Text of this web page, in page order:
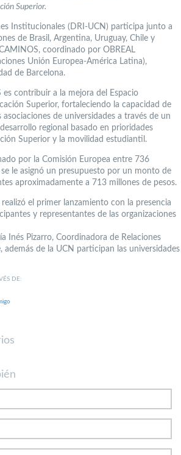
Superior.
Institucionales (DRI-UCN) participa junto a
de Brasil, Argentina, Uruguay, Chile y
coordinado por OBREAL
Unión Europea-América Latina),
de Barcelona.
contribuir a la mejora del Espacio
Superior, fortaleciendo la capacidad de
asociaciones de universidades a través de un
regional basado en prioridades
Superior y la movilidad estudiantil.
por la Comisión Europea entre 736
le asignó un presupuesto por un monto de
aproximadamente a 713 millones de pesos.
el primer lanzamiento con la presencia
y representantes de las organizaciones
Inés Pizarro, Coordinadora de Relaciones
además de la UCN participan las universidades
DE: